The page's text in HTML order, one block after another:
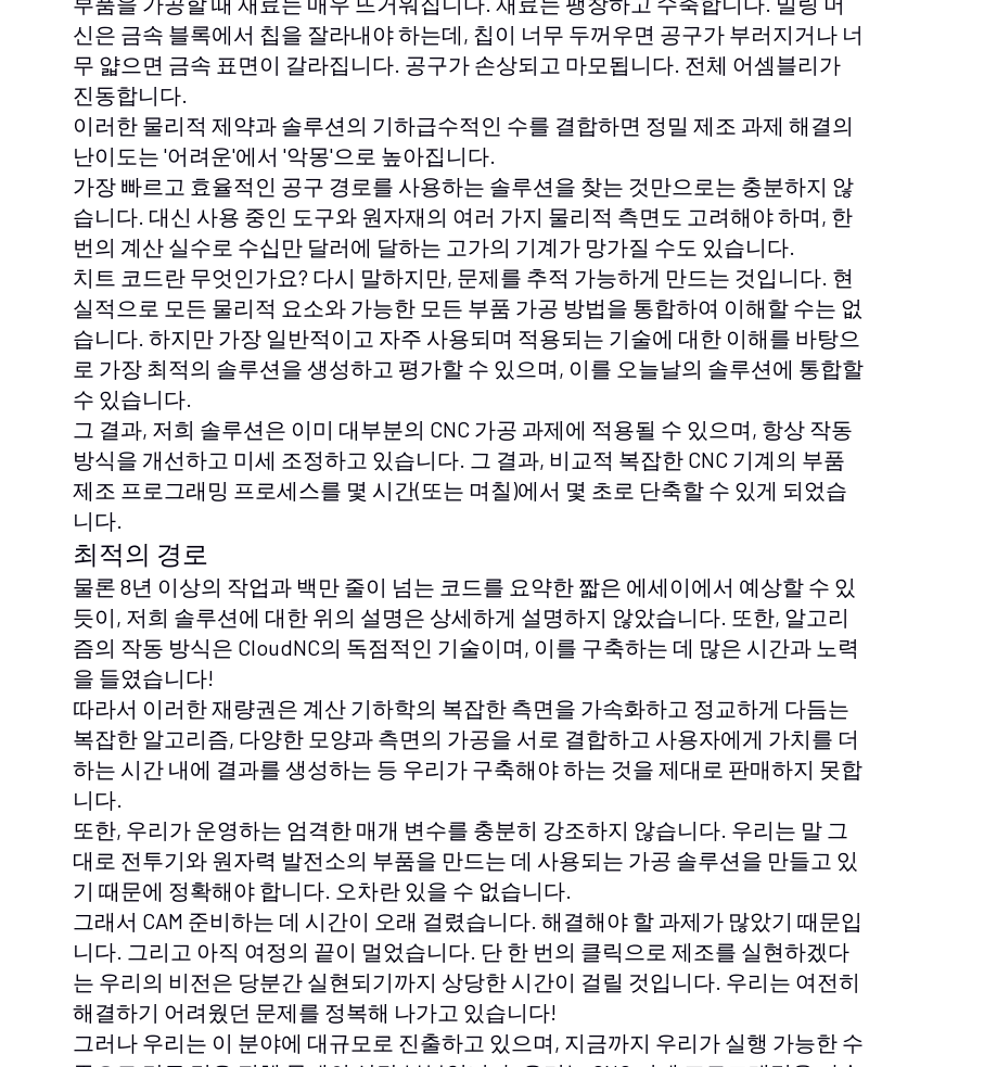
신은 금속 블록에서 칩을 잘라내야 하는데, 칩이 너무 두꺼우면 공구가 부러지거나 너
무 얇으면 금속 표면이 갈라집니다. 공구가 손상되고 마모됩니다. 전체 어셈블리가
진동합니다.
이러한 물리적 제약과 솔루션의 기하급수적인 수를 결합하면 정밀 제조 과제 해결의
난이도는 '어려운'에서 '악몽'으로 높아집니다.
가장 빠르고 효율적인 공구 경로를 사용하는 솔루션을 찾는 것만으로는 충분하지 않
습니다. 대신 사용 중인 도구와 원자재의 여러 가지 물리적 측면도 고려해야 하며, 한
번의 계산 실수로 수십만 달러에 달하는 고가의 기계가 망가질 수도 있습니다.
치트 코드란 무엇인가요? 다시 말하지만, 문제를 추적 가능하게 만드는 것입니다. 현
실적으로 모든 물리적 요소와 가능한 모든 부품 가공 방법을 통합하여 이해할 수는 없
습니다. 하지만 가장 일반적이고 자주 사용되며 적용되는 기술에 대한 이해를 바탕으
로 가장 최적의 솔루션을 생성하고 평가할 수 있으며, 이를 오늘날의 솔루션에 통합할
수 있습니다.
그 결과, 저희 솔루션은 이미 대부분의 CNC 가공 과제에 적용될 수 있으며, 항상 작동
방식을 개선하고 미세 조정하고 있습니다. 그 결과, 비교적 복잡한 CNC 기계의 부품
제조 프로그래밍 프로세스를 몇 시간(또는 며칠)에서 몇 초로 단축할 수 있게 되었습
니다.
최적의 경로
물론 8년 이상의 작업과 백만 줄이 넘는 코드를 요약한 짧은 에세이에서 예상할 수 있
듯이, 저희 솔루션에 대한 위의 설명은 상세하게 설명하지 않았습니다. 또한, 알고리
즘의 작동 방식은 CloudNC의 독점적인 기술이며, 이를 구축하는 데 많은 시간과 노력
을 들였습니다!
따라서 이러한 재량권은 계산 기하학의 복잡한 측면을 가속화하고 정교하게 다듬는
복잡한 알고리즘, 다양한 모양과 측면의 가공을 서로 결합하고 사용자에게 가치를 더
하는 시간 내에 결과를 생성하는 등 우리가 구축해야 하는 것을 제대로 판매하지 못합
니다.
또한, 우리가 운영하는 엄격한 매개 변수를 충분히 강조하지 않습니다. 우리는 말 그
대로 전투기와 원자력 발전소의 부품을 만드는 데 사용되는 가공 솔루션을 만들고 있
기 때문에 정확해야 합니다. 오차란 있을 수 없습니다.
그래서 CAM 준비하는 데 시간이 오래 걸렸습니다. 해결해야 할 과제가 많았기 때문입
니다. 그리고 아직 여정의 끝이 멀었습니다. 단 한 번의 클릭으로 제조를 실현하겠다
는 우리의 비전은 당분간 실현되기까지 상당한 시간이 걸릴 것입니다. 우리는 여전히
해결하기 어려웠던 문제를 정복해 나가고 있습니다!
그러나 우리는 이 분야에 대규모로 진출하고 있으며, 지금까지 우리가 실행 가능한 수